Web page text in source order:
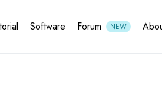
Software Forum NEW